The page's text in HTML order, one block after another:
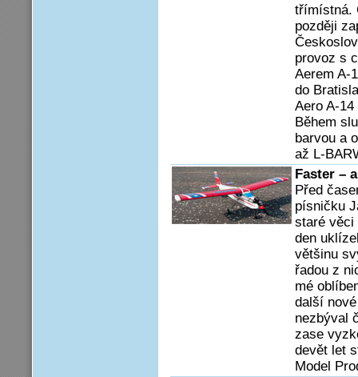
třímístná.
později
provoz s
Aerem A-
do
Aero A-
Během
barvou a
až L-
Faster –
Před
písničku
staré věci
den
většinu
řadou z
mé
další
nezbýval
zase
devět let
Model